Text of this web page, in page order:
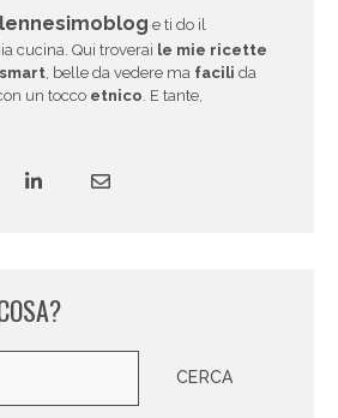
e ti do il
cucina. Qui troverai le mie ricette
smart, belle da vedere ma facili da
un tocco etnico. E tante,
CERCA